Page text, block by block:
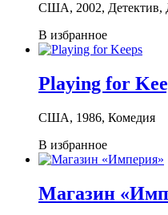
США, 2002, Детектив,
В избранное
Playing for
США, 1986, Комедия
В избранное
Магазин